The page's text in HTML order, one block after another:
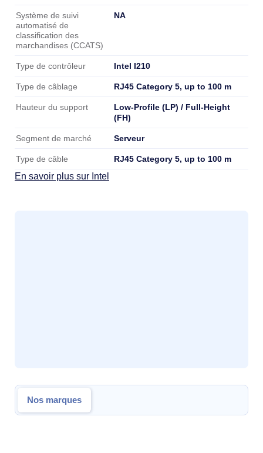
Système de suivi
automatisé de
classification des
marchandises (CCATS)
NA
Type de contrôleur Intel I210
Type de câblage RJ45 Category 5, up to 100 m
Hauteur du support
Low-Profile (LP) / Full-Height
(FH)
Segment de marché Serveur
Type de câble RJ45 Category 5, up to 100 m
En savoir plus sur Intel
Nos marques